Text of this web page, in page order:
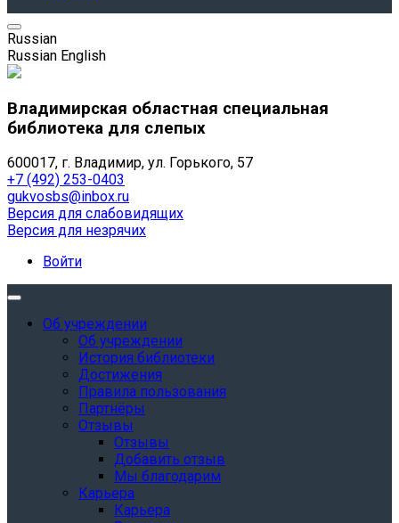
Russian
Russian English
Владимирская областная специальная
библиотека для слепых
600017, г. Владимир, ул. Горького, 57
+7 (492) 253-0403
gukvosbs@inbox.ru
Версия для слабовидящих
Версия для незрячих
Войти
Об учреждении
Об учреждении
История библиотеки
Достижения
Правила пользования
Партнёры
Отзывы
Отзывы
Добавить отзыв
Мы благодарим
Карьера
Карьера